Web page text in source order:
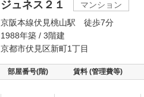
ジュネス２１
マンション
京阪本線伏見桃山駅 徒歩7分
1988年築 / 3階建
京都市伏見区新町1丁目
部屋番号(階) 賃料 (管理費等)